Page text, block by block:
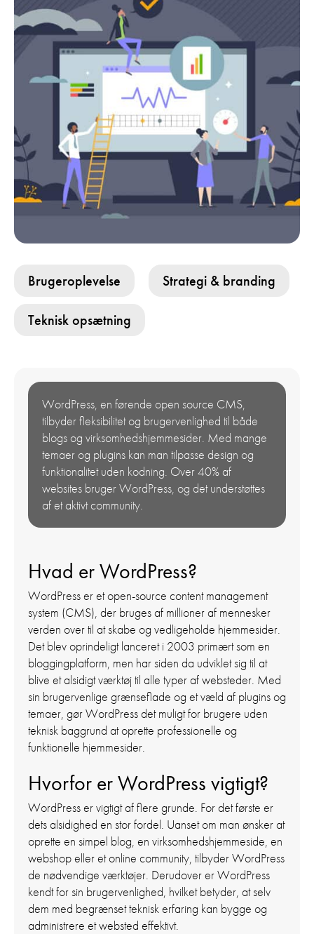
Brugeroplevelse Strategi & branding
Teknisk opsætning
WordPress, en førende open source CMS,
tilbyder fleksibilitet og brugervenlighed til både
blogs og virksomhedshjemmesider. Med mange
temaer og plugins kan man tilpasse design og
funktionalitet uden kodning. Over 40% af
websites bruger WordPress, og det understøttes
af et aktivt community.
Hvad er WordPress?
WordPress er et open-source content management
system (CMS), der bruges af millioner af mennesker
verden over til at skabe og vedligeholde hjemmesider.
Det blev oprindeligt lanceret i 2003 primært som en
bloggingplatform, men har siden da udviklet sig til at
blive et alsidigt værktøj til alle typer af websteder. Med
sin brugervenlige grænseflade og et væld af plugins og
temaer, gør WordPress det muligt for brugere uden
teknisk baggrund at oprette professionelle og
funktionelle hjemmesider.
Hvorfor er WordPress vigtigt?
WordPress er vigtigt af flere grunde. For det første er
dets alsidighed en stor fordel. Uanset om man ønsker at
oprette en simpel blog, en virksomhedshjemmeside, en
webshop eller et online community, tilbyder WordPress
de nødvendige værktøjer. Derudover er WordPress
kendt for sin brugervenlighed, hvilket betyder, at selv
dem med begrænset teknisk erfaring kan bygge og
administrere et websted effektivt.